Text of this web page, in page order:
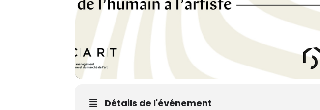
Détails de l'événement